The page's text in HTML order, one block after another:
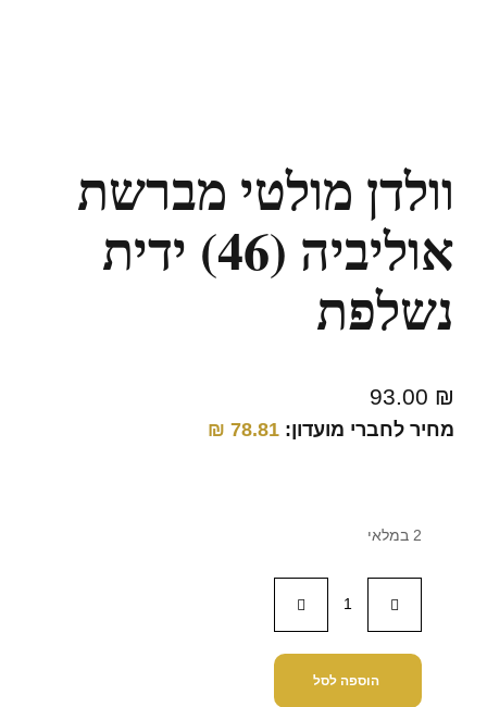
וולדן מולטי מברשת
אוליביה (46) ידית
נשלפת
93.00 ₪
מחיר לחברי מועדון: 78.81
₪
2 במלאי
הוספה לסל